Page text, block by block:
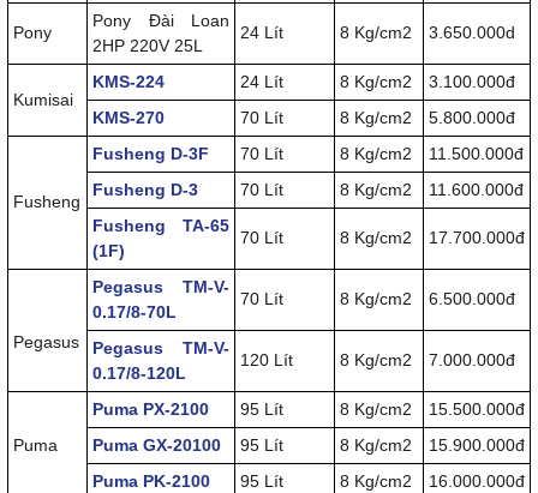
Pony
Pony Đài Loan
2HP 220V 25L
24 Lít 8 Kg/cm2 3.650.000d
Kumisai
KMS-224 24 Lít 8 Kg/cm2
3.100.000đ
KMS-270
70 Lít 8 Kg/cm2 5.800.000đ
Fusheng
Fusheng D-3F 70 Lít 8 Kg/cm2
11.500.000đ
Fusheng D-3
70 Lít 8 Kg/cm2
11.600.000đ
Fusheng TA-65
(1F)
70 Lít 8 Kg/cm2 17.700.000đ
Pegasus
Pegasus TM-V-
0.17/8-70L
70 Lít 8 Kg/cm2 6.500.000đ
Pegasus TM-V-
0.17/8-120L
120 Lít 8 Kg/cm2 7.000.000đ
Puma
Puma PX-2100 95 Lít 8 Kg/cm2
15.500.000đ
Puma GX-20100
95 Lít 8 Kg/cm2
15.900.000đ
Puma PK-2100
95 Lít 8 Kg/cm2 16.000.000đ